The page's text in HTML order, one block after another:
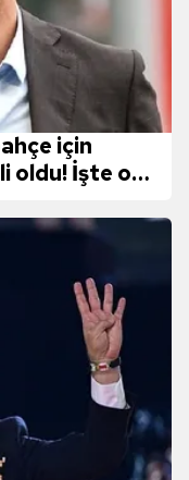
için
oldu! İşte o